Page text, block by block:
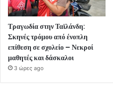
Τραγωδία στην Ταϊλάνδη:
Σκηνές τρόμου από ένοπλη
επίθεση σε σχολείο – Νεκροί
μαθητές και δάσκαλοι
3 ώρες ago